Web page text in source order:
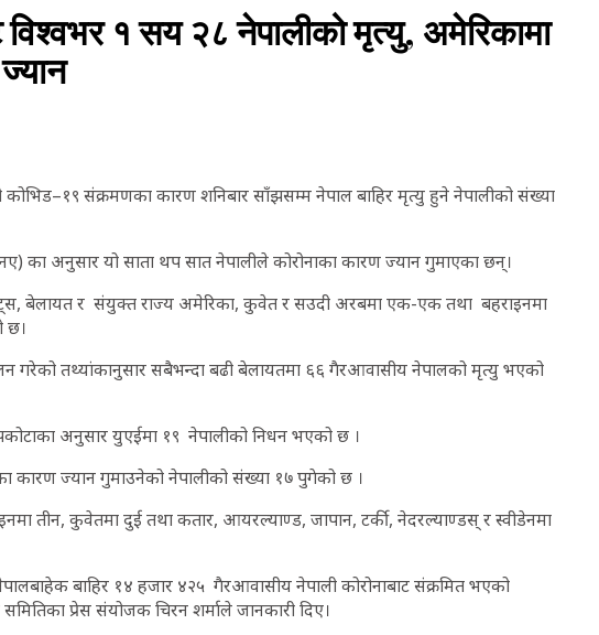
विश्वभर १ सय २८ नेपालीको मृत्यु, अमेरिकामा
कोभिड–१९ संक्रमणका कारण शनिबार साँझसम्म नेपाल बाहिर मृत्यु हुने नेपालीको संख्या
का अनुसार यो साता थप सात नेपालीले कोरोनाका कारण ज्यान गुमाएका छन्।
बेलायत र संयुक्त राज्य अमेरिका, कुवेत र सउदी अरबमा एक-एक तथा बहराइनमा
छ।
गरेको तथ्यांकानुसार सबैभन्दा बढी बेलायतमा ६६ गैरआवासीय नेपालको मृत्यु भएको
अनुसार युएईमा १९ नेपालीको निधन भएको छ ।
कारण ज्यान गुमाउनेको नेपालीको संख्या १७ पुगेको छ ।
तीन, कुवेतमा दुई तथा कतार, आयरल्याण्ड, जापान, टर्की, नेदरल्याण्डस् र स्वीडेनमा
बाहिर १४ हजार ४२५ गैरआवासीय नेपाली कोरोनाबाट संक्रमित भएको
प्रेस संयोजक चिरन शर्माले जानकारी दिए।